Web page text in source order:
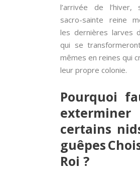
l’arrivée de l’hiver,
sacro-sainte reine
les dernières larves
qui se
mêmes en reines qui
leur propre colonie.
Pourquoi
exterminer
certains
guêpes
Roi ?